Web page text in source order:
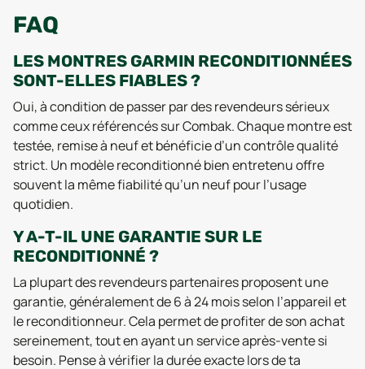
FAQ
LES MONTRES GARMIN RECONDITIONNÉES
SONT-ELLES FIABLES ?
Oui, à condition de passer par des revendeurs sérieux
comme ceux référencés sur Combak. Chaque montre est
testée, remise à neuf et bénéficie d’un contrôle qualité
strict. Un modèle reconditionné bien entretenu offre
souvent la même fiabilité qu’un neuf pour l’usage
quotidien.
Y A-T-IL UNE GARANTIE SUR LE
RECONDITIONNÉ ?
La plupart des revendeurs partenaires proposent une
garantie, généralement de 6 à 24 mois selon l’appareil et
le reconditionneur. Cela permet de profiter de son achat
sereinement, tout en ayant un service après-vente si
besoin. Pense à vérifier la durée exacte lors de ta